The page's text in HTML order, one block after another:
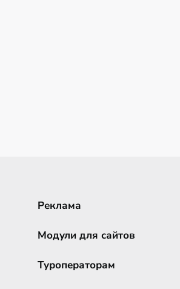
Реклама
Модули для сайтов
Туроператорам